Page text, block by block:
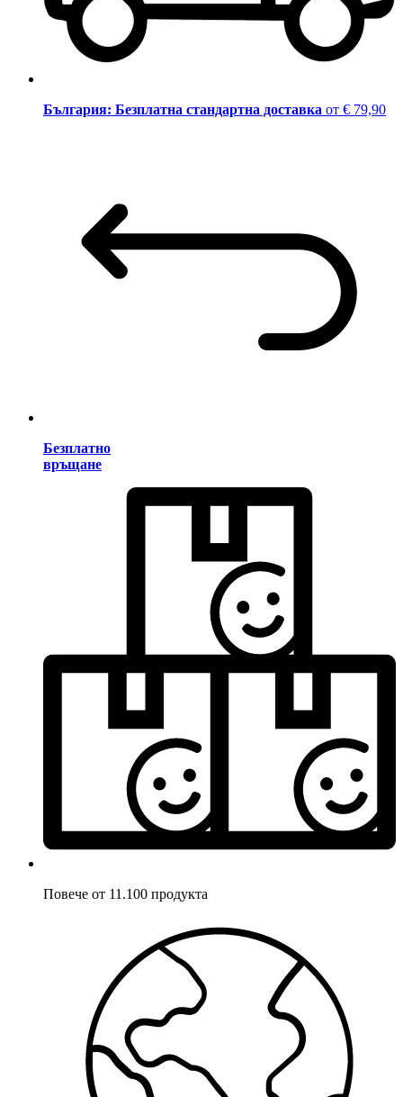
България: Безплатна стандартна доставка от € 79,90
Безплатно
връщане
Повече от 11.100 продукта